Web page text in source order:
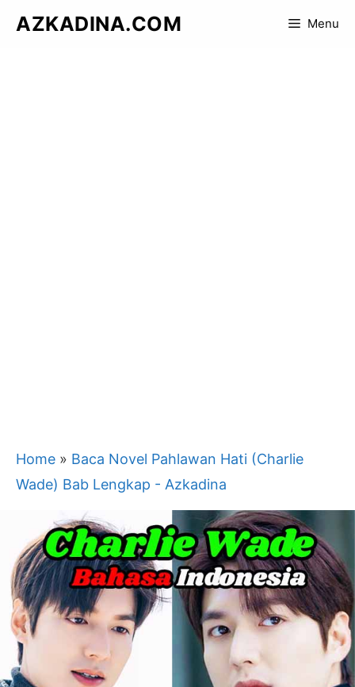
AZKADINA.COM Menu
Home » Baca Novel Pahlawan Hati (Charlie
Wade) Bab Lengkap - Azkadina